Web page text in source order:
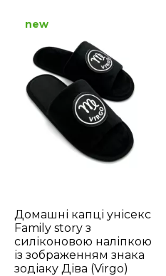
Домашні капці унісекс
Family story з
силіконовою наліпкою
із зображенням знака
зодіаку Діва (Virgo)
new